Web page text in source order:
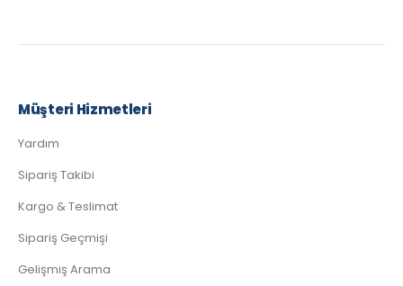
Müşteri Hizmetleri
Yardım
Sipariş Takibi
Kargo & Teslimat
Sipariş Geçmişi
Gelişmiş Arama